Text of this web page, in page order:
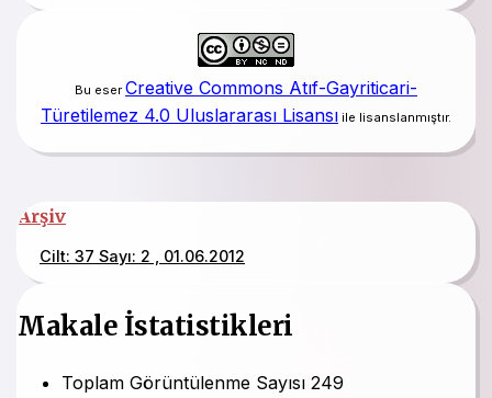
Bu eserCreative Commons Atıf-Gayriticari-
Türetilemez 4.0 Uluslararası Lisansı ile lisanslanmıştır.
Arşiv
Cilt: 37 Sayı: 2 , 01.06.2012
Makale İstatistikleri
Toplam Görüntülenme Sayısı 249